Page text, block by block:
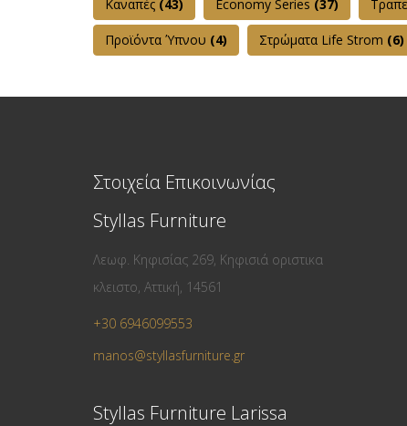
Καναπές (43) Εconomy Series (37)
Προϊόντα Ύπνου (4) Στρώματα Life Strom (6)
Στοιχεία Επικοινωνίας
Styllas Furniture
Λεωφ. Κηφισίας 269, Κηφισιά οριστικα
κλειστο, Αττική, 14561
+30 6946099553
manos@styllasfurniture.gr
Styllas Furniture Larissa